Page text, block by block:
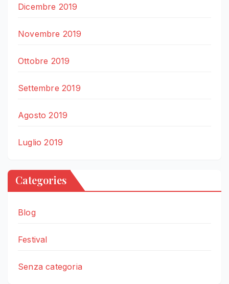
Dicembre 2019
Novembre 2019
Ottobre 2019
Settembre 2019
Agosto 2019
Luglio 2019
Categories
Blog
Festival
Senza categoria